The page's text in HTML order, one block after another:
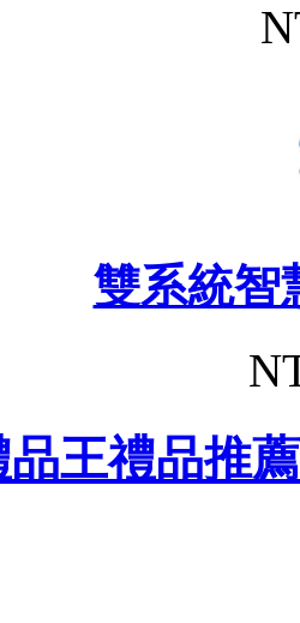
雙系統智
禮品推薦